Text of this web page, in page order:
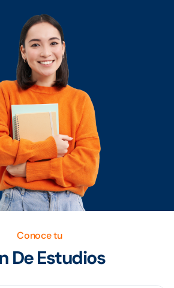
Conoce tu
De Estudios